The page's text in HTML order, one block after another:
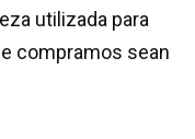
utilizada para
compramos sean